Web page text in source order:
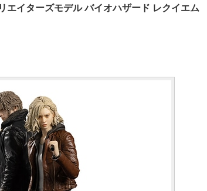
エイターズモデル バイオハザード レクイエム